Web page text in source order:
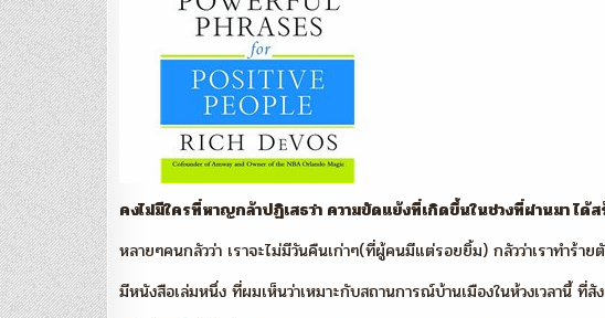
คงไม่มีใครที่หาญกล้าปฏิเสธว่า ความขัดแย้งที่เกิดขึ้นในช่วงที่ผ่านมา ได้
หลายๆคนกลัวว่า เราจะไม่มีวันคืนเก่าๆ(ที่ผู้คนมีแต่รอยยิ้ม) กลัวว่าเราทำร้าย
มีหนังสือเล่มหนึ่ง ที่ผมเห็นว่าเหมาะกับสถานการณ์บ้านเมืองในห้วงเวลานี้ ที่